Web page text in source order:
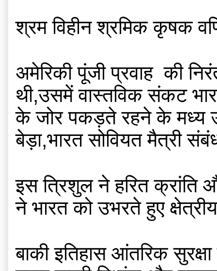
श्रम विहीन श्रमिक कृषक
अमेरिकी पूंजी प्रवाह  की
थी,उसमें वास्तविक संकट
के जोर पकड़ते रहने के मध्य
बेड़ा,भारत सोवियत मैत्री
इस त्रिशुल ने हरित क्रांति
ने भारत को उभरते हुए
बाकी इतिहास आंतरिक